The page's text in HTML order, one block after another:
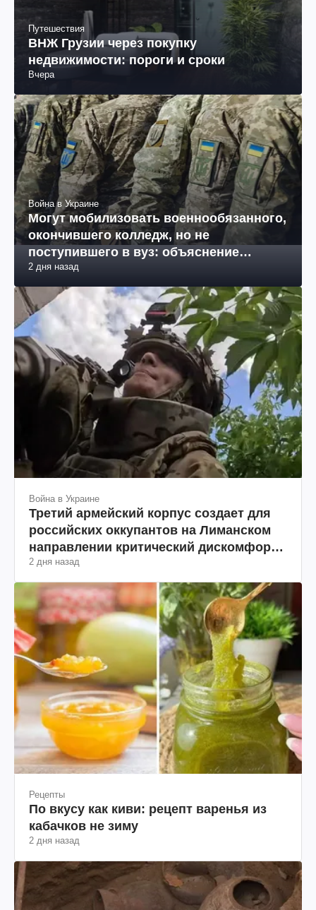
Путешествия
ВНЖ Грузии через покупку
недвижимости: пороги и сроки
Война в Украине
Могут мобилизовать военнообязанного,
окончившего колледж, но не
поступившего в вуз: объяснение
Война в Украине
Третий армейский корпус создает для
российских оккупантов на Лиманском
направлении критический дискомфорт:
Рецепты
По вкусу как киви: рецепт варенья из
кабачков не зиму